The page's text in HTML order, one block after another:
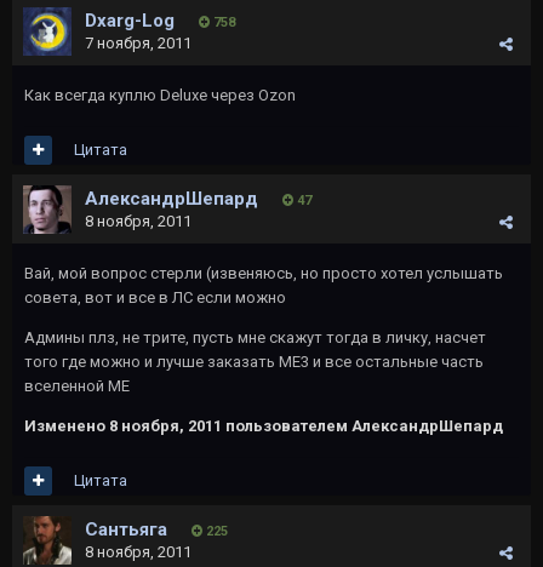
Dxarg-Log 758
7 ноября, 2011
Как всегда куплю Deluxe через Ozon
Цитата
АлександрШепард 47
8 ноября, 2011
Вай, мой вопрос стерли (извеняюсь, но просто хотел услышать
совета, вот и все в ЛС если можно
Админы плз, не трите, пусть мне скажут тогда в личку, насчет
того где можно и лучше заказать МЕ3 и все остальные часть
вселенной МЕ
Изменено 8 ноября, 2011 пользователем АлександрШепард
Цитата
Сантьяга 225
8 ноября, 2011